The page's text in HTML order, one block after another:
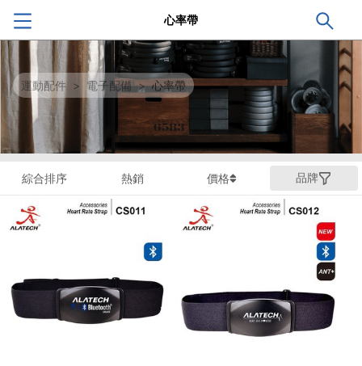
心率帶
運動配件 > 電子配備 > 心率帶
綜合排序 熱銷 價格 品牌